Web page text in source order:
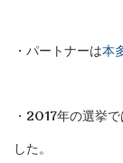
・パートナーは本
・2017年の選挙
した。